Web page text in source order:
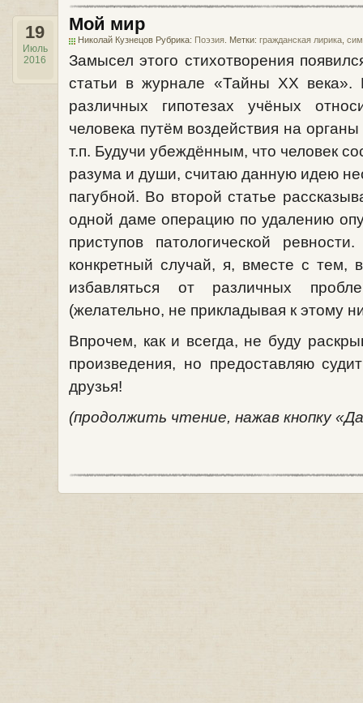
Мой мир
Николай Кузнецов Рубрика: Поэзия . Метки: гражданская лирика
19
Июль
2016
Замысел этого стихотворения
статьи в журнале «Тайны XX
различных гипотезах учёных
человека путём воздействия на
т.п. Будучи убеждённым, что человек
разума и души, считаю данную идею
пагубной. Во второй статье
одной даме операцию по удалению
приступов патологической
конкретный случай, я, вместе с тем,
избавляться от различных
(желательно, не прикладывая к этому
Впрочем, как и всегда, не буду
произведения, но предоставляю
друзья!
(продолжить чтение, нажав кнопку